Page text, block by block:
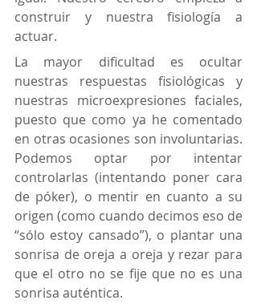
construir y nuestra fisiología a
actuar.
La mayor dificultad es ocultar
nuestras respuestas fisiológicas y
nuestras microexpresiones faciales,
puesto que como ya he comentado
en otras ocasiones son involuntarias.
Podemos optar por intentar
controlarlas (intentando poner cara
de póker), o mentir en cuanto a su
origen (como cuando decimos eso de
“sólo estoy cansado”), o plantar una
sonrisa de oreja a oreja y rezar para
que el otro no se fije que no es una
sonrisa auténtica.